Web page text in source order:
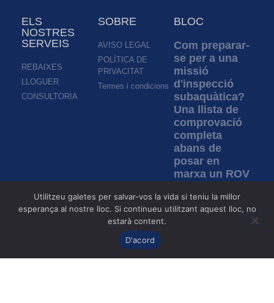
ELS
NOSTRES
SERVEIS
REBAIXES
LLOGUER
CONSULTORIA
SOBRE
AVISO LEGAL
POLÍTICA DE
PRIVACITAT
Termes i condicions
BLOC
Com preparar-
se per a una
missió
d'inspecció
subaquàtica?
Una llista de
comprovació
completa
abans de
posar en
marxa un ROV
permeten els
Utilitzeu galetes per salvar-vos la vida si teniu la millor
esperança al nostre lloc. Si continueu utilitzant aquest lloc, no
estarà content.
D'acord